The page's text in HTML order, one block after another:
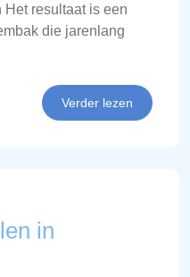
resultaat is een
die jarenlang
Verder lezen
in